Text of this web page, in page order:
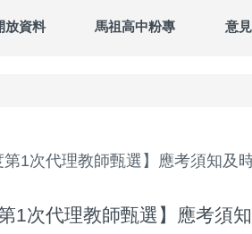
放資料 馬祖高中粉專 意
第1次代理教師甄選】應考須知及
1次代理教師甄選】應考須